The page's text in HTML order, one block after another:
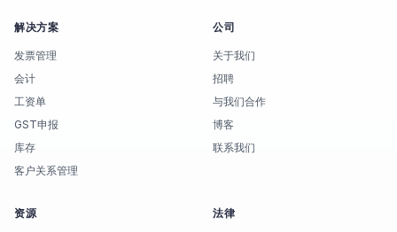
解决方案
发票管理
会计
工资单
GST申报
库存
客户关系管理
公司
关于我们
招聘
与我们合作
博客
联系我们
资源 法律